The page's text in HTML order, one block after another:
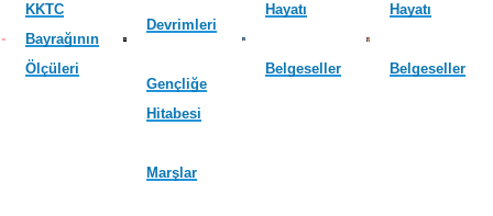
KKTC
Bayrağının
Ölçüleri
Devrimleri
Gençliğe
Hitabesi
Marşlar
Hayatı
Belgeseller
Hayatı
Belgeseller